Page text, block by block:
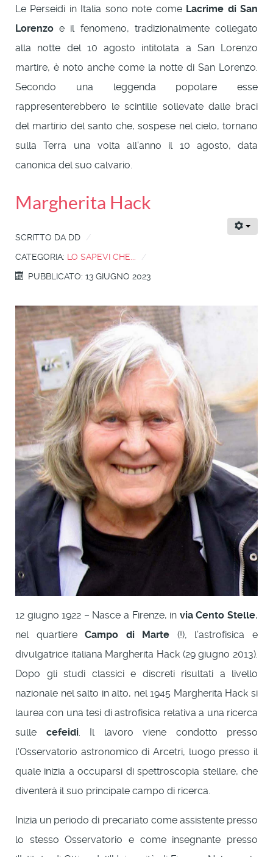
Le Perseidi in Italia sono note come Lacrime di San
Lorenzo e il fenomeno, tradizionalmente collegato
alla notte del 10 agosto intitolata a San Lorenzo
martire, è noto anche come la notte di San Lorenzo.
Secondo una leggenda popolare esse
rappresenterebbero le scintille sollevate dalle braci
del martirio del santo che, sospese nel cielo, tornano
sulla Terra una volta all'anno il 10 agosto, data
canonica del suo calvario.
Margherita Hack
SCRITTO DA DD
CATEGORIA: LO SAPEVI CHE...
PUBBLICATO: 13 GIUGNO 2023
12 giugno 1922 – Nasce a Firenze, in via Cento Stelle,
nel quartiereCampo di Marte (!), l’astrofisica e
divulgatrice italiana Margherita Hack (29 giugno 2013).
Dopo gli studi classici e discreti risultati a livello
nazionale nel salto in alto, nel 1945 Margherita Hack si
laurea con una tesi di astrofisica relativa a una ricerca
sulle cefeidi. Il lavoro viene condotto presso
l'Osservatorio astronomico di Arcetri, luogo presso il
quale inizia a occuparsi di spettroscopia stellare, che
diventerà il suo principale campo di ricerca.
Inizia un periodo di precariato come assistente presso
lo stesso Osservatorio e come insegnante presso